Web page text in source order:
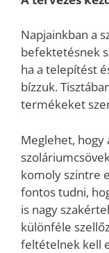
Napjainkban a
befektetésnek
ha a telepítést
bízzuk.
termékeket
Meglehet, hogy
komoly szintre
fontos tudni,
is nagy
különféle
feltételnek kell